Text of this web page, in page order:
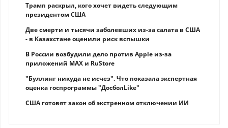
Трамп раскрыл, кого хочет видеть следующим
президентом США
Две смерти и тысячи заболевших из-за салата в США
- в Казахстане оценили риск вспышки
В России возбудили дело против Apple из-за
приложений MAX и RuStore
"Буллинг никуда не исчез". Что показала экспертная
оценка госпрограммы "ДосболLike"
США готовят закон об экстренном отключении ИИ